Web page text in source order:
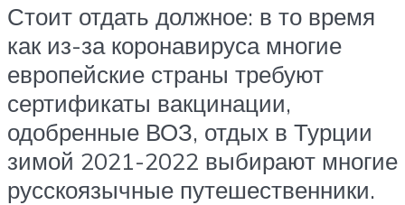
Стоит отдать должное: в то время
как из-за коронавируса многие
европейские страны требуют
сертификаты вакцинации,
одобренные ВОЗ, отдых в Турции
зимой 2021-2022 выбирают многие
русскоязычные путешественники.